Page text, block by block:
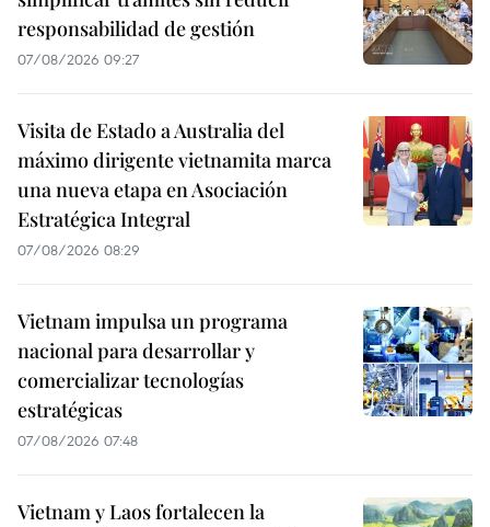
responsabilidad de gestión
07/08/2026 09:27
Visita de Estado a Australia del
máximo dirigente vietnamita marca
una nueva etapa en Asociación
Estratégica Integral
07/08/2026 08:29
Vietnam impulsa un programa
nacional para desarrollar y
comercializar tecnologías
estratégicas
07/08/2026 07:48
Vietnam y Laos fortalecen la